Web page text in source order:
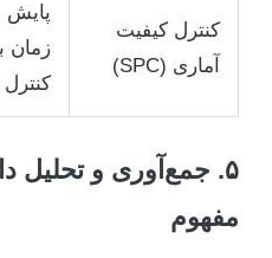
کنترل کیفیت
آماری (SPC)
پایش
زمان
کنترل
۵. جمع‌آوری و تحلیل
مفهوم